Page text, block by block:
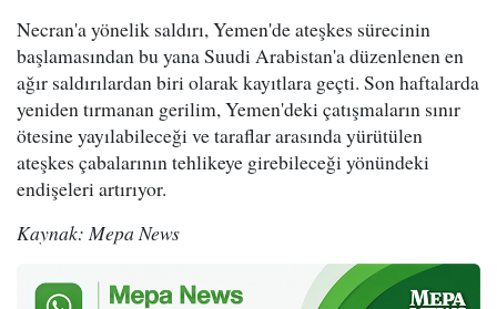
Necran'a yönelik saldırı, Yemen'de ateşkes sürecinin
başlamasından bu yana Suudi Arabistan'a düzenlenen en
ağır saldırılardan biri olarak kayıtlara geçti. Son haftalarda
yeniden tırmanan gerilim, Yemen'deki çatışmaların sınır
ötesine yayılabileceği ve taraflar arasında yürütülen
ateşkes çabalarının tehlikeye girebileceği yönündeki
endişeleri artırıyor.
Kaynak: Mepa News